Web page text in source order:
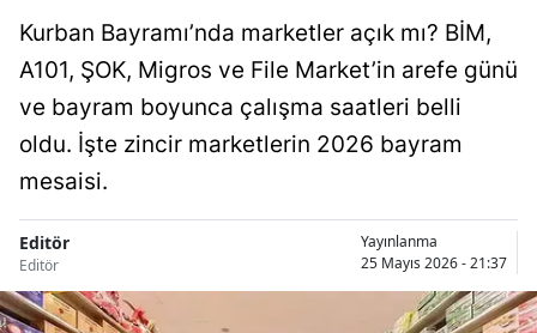
Kurban Bayramı’nda marketler açık mı? BİM,
A101, ŞOK, Migros ve File Market’in arefe günü
ve bayram boyunca çalışma saatleri belli
oldu. İşte zincir marketlerin 2026 bayram
mesaisi.
Editör
Editör
Yayınlanma
25 Mayıs 2026 - 21:37